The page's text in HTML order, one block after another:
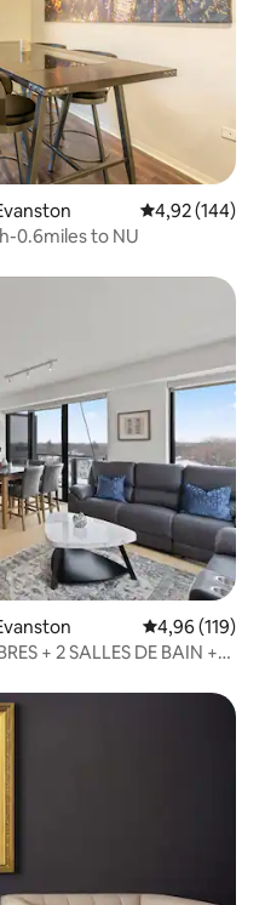
Évaluation
4,92 (144)
0.6miles to NU
Évaluation
4,96 (119)
+ 2 SALLES DE BAIN +